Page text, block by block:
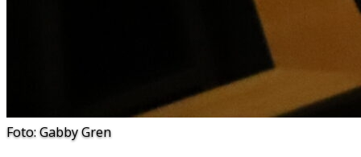
Foto: Gabby Gren